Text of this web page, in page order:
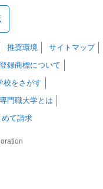
推奨環境
サイトマップ
録商標について
校をさがす
専門職大学とは
て請求